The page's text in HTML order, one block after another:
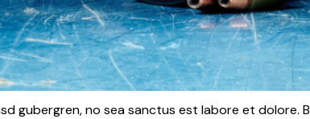
gubergren, no sea sanctus est labore et dolore.